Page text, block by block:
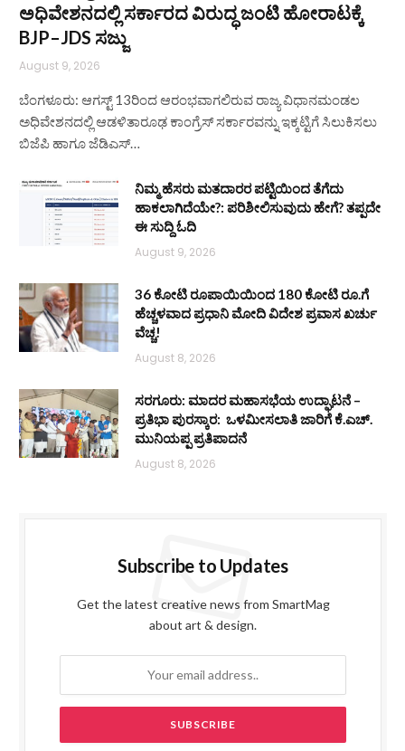
ಅಧಿವೇಶನದಲ್ಲಿ ಸರ್ಕಾರದ ವಿರುದ್ಧ ಜಂಟಿ ಹೋರಾಟಕ್ಕೆ
BJP–JDS ಸಜ್ಜು
August 9, 2026
ಬೆಂಗಳೂರು: ಆಗಸ್ಟ್ 13ರಿಂದ ಆರಂಭವಾಗಲಿರುವ ರಾಜ್ಯ ವಿಧಾನಮಂಡಲ
ಅಧಿವೇಶನದಲ್ಲಿ ಆಡಳಿತಾರೂಢ ಕಾಂಗ್ರೆಸ್ ಸರ್ಕಾರವನ್ನು ಇಕ್ಕಟ್ಟಿಗೆ ಸಿಲುಕಿಸಲು
ಬಿಜೆಪಿ ಹಾಗೂ ಜೆಡಿಎಸ್…
ನಿಮ್ಮ ಹೆಸರು ಮತದಾರರ ಪಟ್ಟಿಯಿಂದ ತೆಗೆದು
ಹಾಕಲಾಗಿದೆಯೇ?: ಪರಿಶೀಲಿಸುವುದು ಹೇಗೆ? ತಪ್ಪದೇ
ಈ ಸುದ್ದಿ ಓದಿ
August 9, 2026
36 ಕೋಟಿ ರೂಪಾಯಿಯಿಂದ 180 ಕೋಟಿ ರೂ.ಗೆ
ಹೆಚ್ಚಳವಾದ ಪ್ರಧಾನಿ ಮೋದಿ ವಿದೇಶ ಪ್ರವಾಸ ಖರ್ಚು
ವೆಚ್ಚ!
August 8, 2026
ಸರಗೂರು: ಮಾದರ ಮಹಾಸಭೆಯ ಉದ್ಘಾಟನೆ –
ಪ್ರತಿಭಾ ಪುರಸ್ಕಾರ: ಒಳಮೀಸಲಾತಿ ಜಾರಿಗೆ ಕೆ.ಎಚ್.
ಮುನಿಯಪ್ಪ ಪ್ರತಿಪಾದನೆ
August 8, 2026
Subscribe to Updates
Get the latest creative news from SmartMag
about art & design.